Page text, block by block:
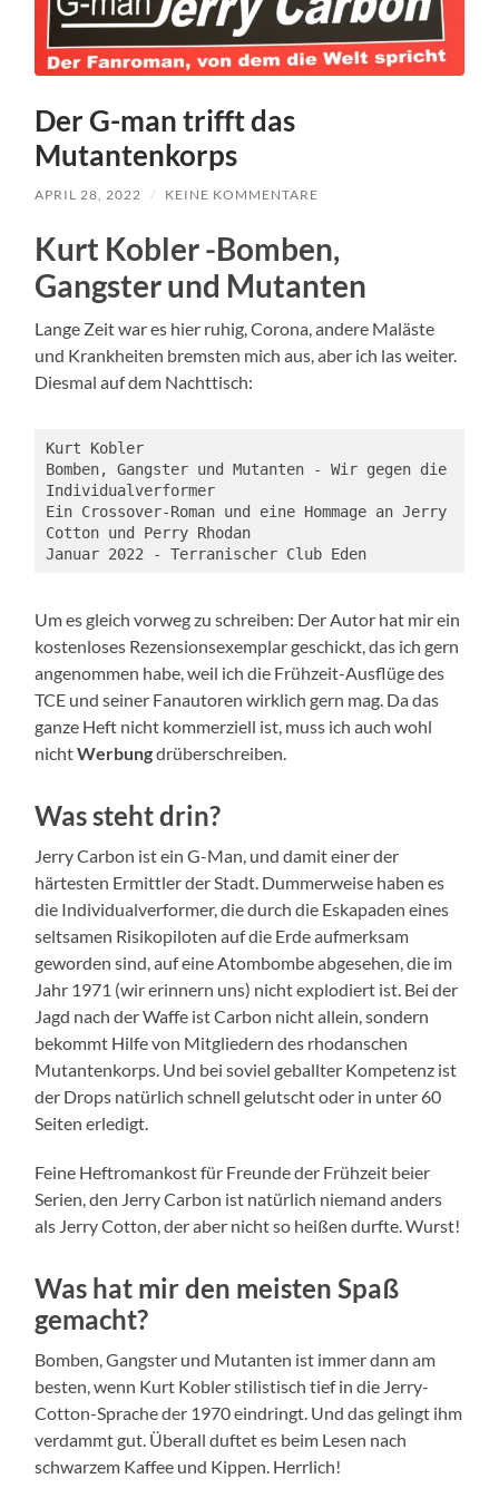
Der G-man trifft das
Mutantenkorps
APRIL 28, 2022 / KEINE KOMMENTARE
Kurt Kobler -Bomben,
Gangster und Mutanten
Lange Zeit war es hier ruhig, Corona, andere Maläste
und Krankheiten bremsten mich aus, aber ich las weiter.
Diesmal auf dem Nachttisch:
Kurt Kobler
Bomben, Gangster und Mutanten - Wir gegen die
Individualverformer
Ein Crossover-Roman und eine Hommage an Jerry
Cotton und Perry Rhodan
Januar 2022 - Terranischer Club Eden
Um es gleich vorweg zu schreiben: Der Autor hat mir ein
kostenloses Rezensionsexemplar geschickt, das ich gern
angenommen habe, weil ich die Frühzeit-Ausflüge des
TCE und seiner Fanautoren wirklich gern mag. Da das
ganze Heft nicht kommerziell ist, muss ich auch wohl
nichtWerbungdrüberschreiben.
Was steht drin?
Jerry Carbon ist ein G-Man, und damit einer der
härtesten Ermittler der Stadt. Dummerweise haben es
die Individualverformer, die durch die Eskapaden eines
seltsamen Risikopiloten auf die Erde aufmerksam
geworden sind, auf eine Atombombe abgesehen, die im
Jahr 1971 (wir erinnern uns) nicht explodiert ist. Bei der
Jagd nach der Waffe ist Carbon nicht allein, sondern
bekommt Hilfe von Mitgliedern des rhodanschen
Mutantenkorps. Und bei soviel geballter Kompetenz ist
der Drops natürlich schnell gelutscht oder in unter 60
Seiten erledigt.
Feine Heftromankost für Freunde der Frühzeit beier
Serien, den Jerry Carbon ist natürlich niemand anders
als Jerry Cotton, der aber nicht so heißen durfte. Wurst!
Was hat mir den meisten Spaß
gemacht?
Bomben, Gangster und Mutanten ist immer dann am
besten, wenn Kurt Kobler stilistisch tief in die Jerry-
Cotton-Sprache der 1970 eindringt. Und das gelingt ihm
verdammt gut. Überall duftet es beim Lesen nach
schwarzem Kaffee und Kippen. Herrlich!